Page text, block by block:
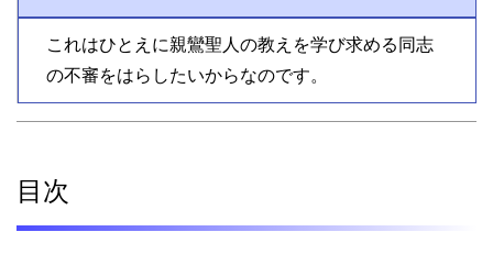
これはひとえに親鸞聖人の教えを学び求める同志
の不審をはらしたいからなのです。
目次